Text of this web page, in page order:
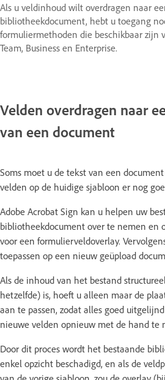
Als u veldinhoud wilt overdragen naar
bibliotheekdocument, hebt u toegang
formuliermethoden die beschikbaar zijn
Team, Business en Enterprise.
Velden overdragen naar
van een document
Soms moet u de tekst van een
velden op de huidige sjabloon er nog
Adobe Acrobat Sign kan u helpen uw
bibliotheekdocument over te nemen en
voor een formulierveldoverlay.
toepassen op een nieuw geüpload
Als de inhoud van het bestand
hetzelfde) is, hoeft u alleen maar de
aan te passen, zodat alles goed
nieuwe velden opnieuw met de hand te
Door dit proces wordt het bestaande
enkel opzicht beschadigd, en als de